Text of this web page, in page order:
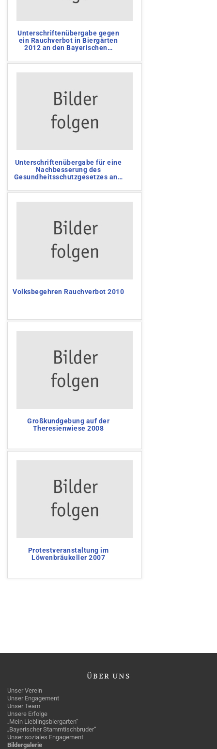
Unterschriftenübergabe gegen
ein Rauchverbot in Biergärten
2012 an den Bayerischen…
Unterschriftenübergabe für eine
Nachbesserung des
Gesundheitsschutzgesetzes an…
Volksbegehren Rauchverbot 2010
Großkundgebung auf der
Theresienwiese 2008
Protestveranstaltung im
Löwenbräukeller 2007
ÜBER UNS
Unser Verein
Unser Engagement
Unser Team
Unsere Erfolge
„Mein Lieblingsbiergarten“
„Bayerischer Stammtischbruder“
Unser soziales Engagement
Bildergalerie